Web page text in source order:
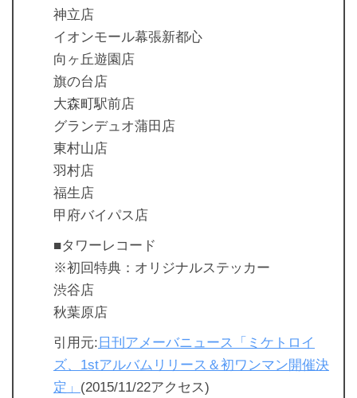
神立店
イオンモール幕張新都心
向ヶ丘遊園店
旗の台店
大森町駅前店
グランデュオ蒲田店
東村山店
羽村店
福生店
甲府バイパス店
■タワーレコード
※初回特典：オリジナルステッカー
渋谷店
秋葉原店
引用元: 日刊アメーバニュース「ミケトロイ
ズ、1stアルバムリリース＆初ワンマン開催決
定」 (2015/11/22アクセス)